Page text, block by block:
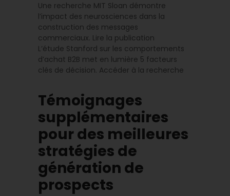
Une recherche MIT Sloan démontre
l’impact des neurosciences dans la
construction des messages
commerciaux. Lire la publication
L’étude Stanford sur les comportements
d’achat B2B met en lumière 5 facteurs
clés de décision. Accéder à la recherche
Témoignages
supplémentaires
pour des meilleures
stratégies de
génération de
prospects